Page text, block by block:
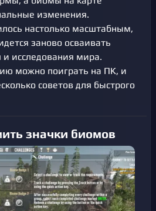
изменения.
настолько масштабным,
заново осваивать
исследования мира.
можно поиграть на ПК, и
советов для быстрого
значки биомов